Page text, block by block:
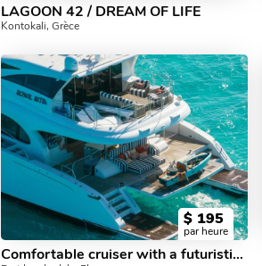
LAGOON 42 / DREAM OF LIFE
Kontokali, Grèce
$ 195
par heure
Comfortable cruiser with a futuristic look